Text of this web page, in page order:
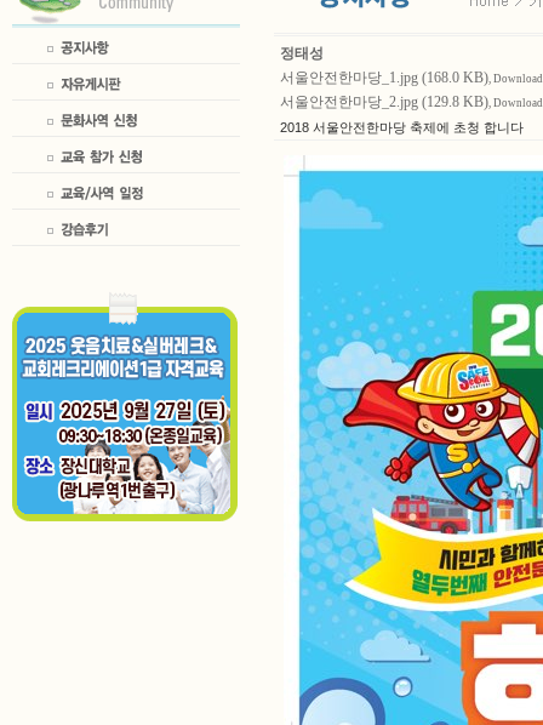
정태성
서울안전한마당_1.jpg (168.0 KB),
서울안전한마당_2.jpg (129.8 KB),
2018 서울안전한마당 축제에 초청 합니다